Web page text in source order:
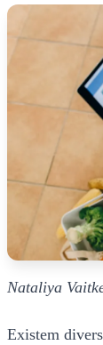
Nataliya
Existem